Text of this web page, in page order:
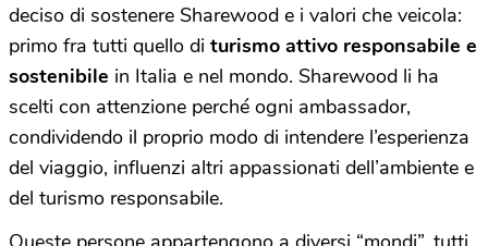
deciso di sostenere Sharewood e i valori che veicola:
primo fra tutti quello di turismo attivo responsabile e
sostenibile in Italia e nel mondo. Sharewood li ha
scelti con attenzione perché ogni ambassador,
condividendo il proprio modo di intendere l’esperienza
del viaggio, influenzi altri appassionati dell’ambiente e
del turismo responsabile.